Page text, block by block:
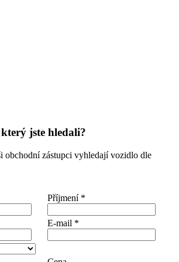
jste hledali?
obchodní zástupci vyhledají vozidlo dle
Příjmení *
E-mail *